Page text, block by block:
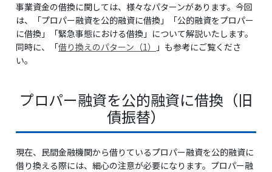
事業資金の借換に関しては、様々なパターンがあります。今回
は、「プロパー融資を公的融資に借換」「公的融資をプロパー
に借換」「緊急事態における借換」について解説いたします。
同時に、「借り換えのパターン（1）
」も参考にご覧くださ
い。
プロパー融資を公的融資に借換（旧
債振替）
現在、民間金融機関から借りているプロパー融資を公的融資に
借り換える際には、細心の注意が必要になります。プロパー融